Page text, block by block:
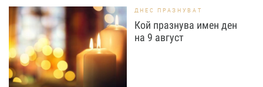
ДНЕС ПРАЗНУВАТ
Кой празнува имен ден
на 9 август